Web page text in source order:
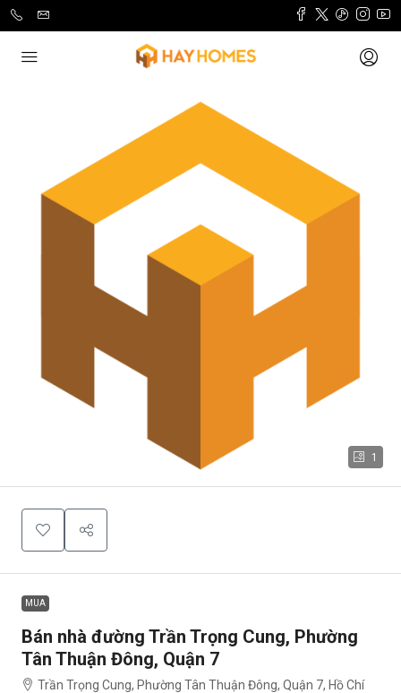
1
MUA
Bán nhà đường Trần Trọng Cung, Phường
Tân Thuận Đông, Quận 7
Trần Trọng Cung, Phường Tân Thuận Đông, Quận 7, Hồ Chí